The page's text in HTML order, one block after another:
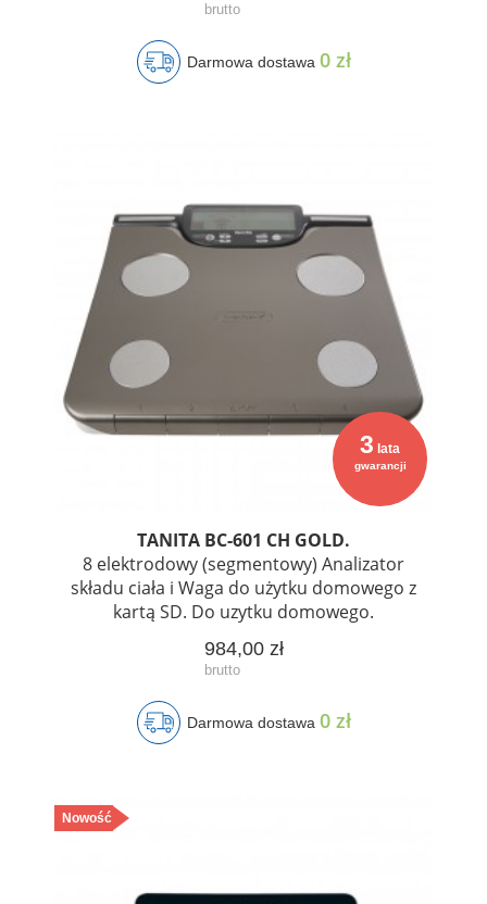
Darmowa dostawa 0 zł
3 lata
gwarancji
TANITA BC-601 CH GOLD.
8 elektrodowy (segmentowy) Analizator
składu ciała i Waga do użytku domowego z
kartą SD. Do uzytku domowego.
984,00 zł
Darmowa dostawa 0 zł
Nowość